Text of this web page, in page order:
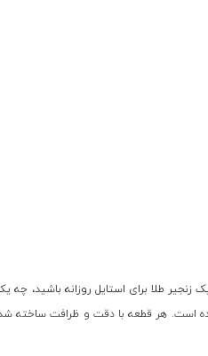
طلا برای استایل روزانه باشید،
است. هر قطعه با دقت و ظرافت ساخته